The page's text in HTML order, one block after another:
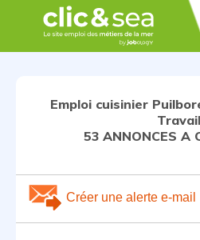
Emploi cuisinier
Travail
53 ANNONCES A
Créer une alerte e-mail